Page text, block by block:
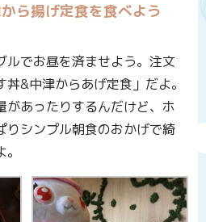
ら揚げ定食を食べよう
ルでお昼を済ませよう。注文
&中津からあげ定食」だよ。
があったりするんだけど、ホ
りシンプル朝食のおかげで綺